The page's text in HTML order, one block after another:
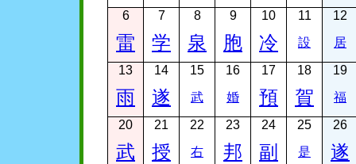
6
雷
7
学
8
泉
9
胞
10
冷
11
設
12
居
13
雨
14
遂
15
武
16
婚
17
預
18
賀
19
福
20
武
21
授
22
右
23
邦
24
副
25
是
26
遂